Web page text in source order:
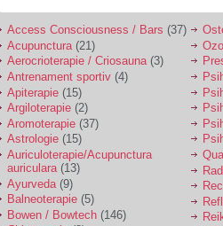
Am 14 ani si o mare
problema. Acum 8 luni
am inceput o relatie
cu un baiat in varsta
de 20 de ani, m-a
cucerit cu vorbe dulci,
cadouri, promisiuni de
casatorie, asa ca m-
am culcat cu el si in
scurt timp am ramas
insarcinata. El cand a
aflat a plecat in afara,
la munca, si a rupt
orice legatura cu
Access Consciousness / Bars (37)
Acupunctura (21)
Aerocrioterapie / Criosauna(3)
Antrenament sportiv (4)
Apiterapie (15)
Argiloterapie (2)
Aromoterapie (37)
Astrologie (15)
Auriculoterapie/Acupunctura
auriculara (13)
Ayurveda (9)
Balneoterapie (5)
Bowen / Bowtech (146)